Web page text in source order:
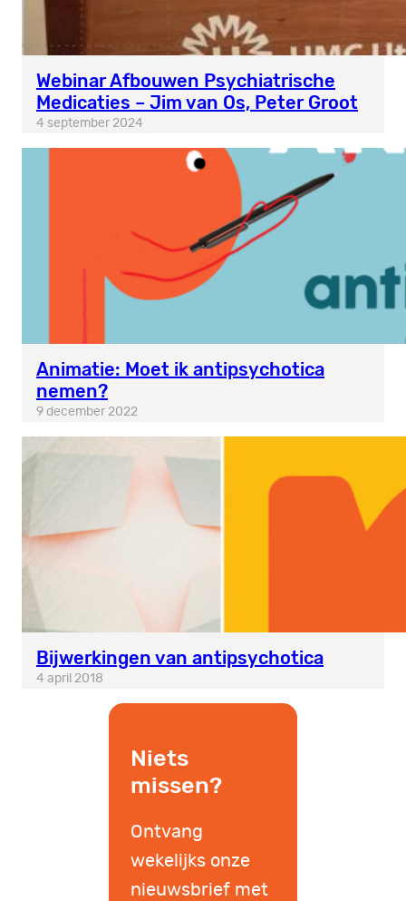
Webinar Afbouwen Psychiatrische
Medicaties – Jim van Os, Peter Groot
4 september 2024
Animatie: Moet ik antipsychotica
nemen?
9 december 2022
Bijwerkingen van antipsychotica
4 april 2018
Niets
missen?
Ontvang
wekelijks onze
nieuwsbrief met